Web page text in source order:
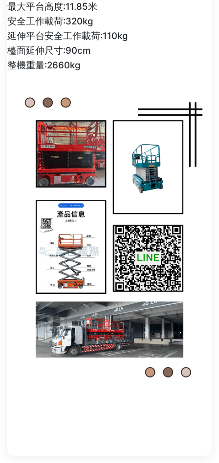
最大平台高度:11.85米
安全工作載荷:320kg
延伸平台安全工作載荷:110kg
檯面延伸尺寸:90cm
整機重量:2660kg